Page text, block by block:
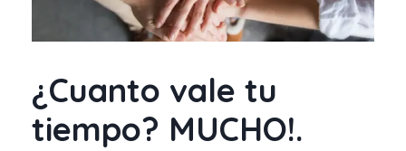
¿Cuanto vale tu
tiempo? MUCHO!.